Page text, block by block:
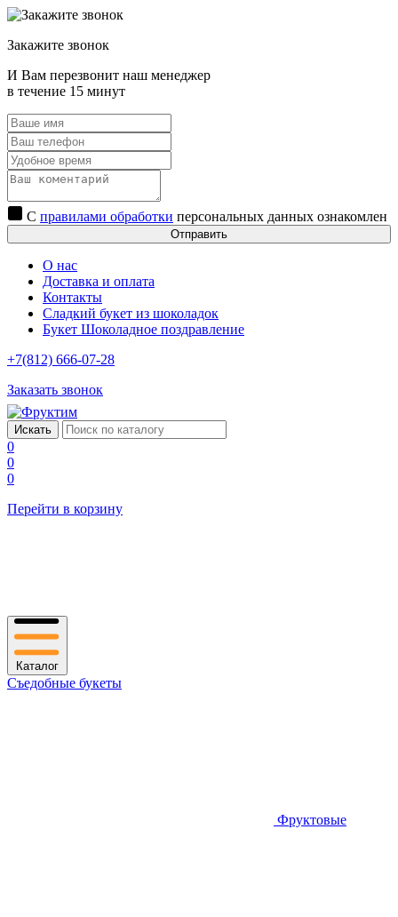
Закажите звонок
И Вам перезвонит наш менеджер
в течение 15 минут
С правилами обработки персональных данных ознакомлен
Отправить
О нас
Доставка и оплата
Контакты
Сладкий букет из шоколадок
Букет Шоколадное поздравление
+7(812) 666-07-28
Заказать звонок
0
0
0
Перейти в корзину
Каталог
Съедобные букеты
Фруктовые